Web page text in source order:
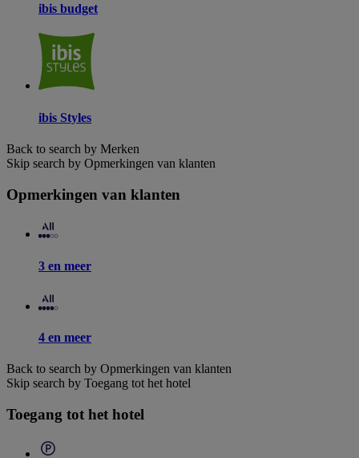
ibis budget
ibis Styles
Back to search by Merken
Skip search by Opmerkingen van klanten
Opmerkingen van klanten
3 en meer
4 en meer
Back to search by Opmerkingen van klanten
Skip search by Toegang tot het hotel
Toegang tot het hotel